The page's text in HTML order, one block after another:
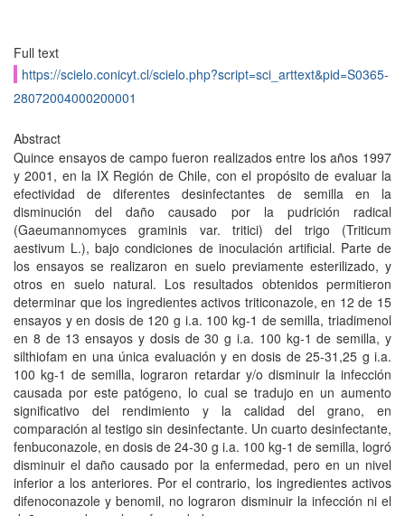
Full text
https://scielo.conicyt.cl/scielo.php?script=sci_arttext&pid=S0365-
28072004000200001
Abstract
Quince ensayos de campo fueron realizados entre los años 1997
y 2001, en la IX Región de Chile, con el propósito de evaluar la
efectividad de diferentes desinfectantes de semilla en la
disminución del daño causado por la pudrición radical
(Gaeumannomyces graminis var. tritici) del trigo (Triticum
aestivum L.), bajo condiciones de inoculación artificial. Parte de
los ensayos se realizaron en suelo previamente esterilizado, y
otros en suelo natural. Los resultados obtenidos permitieron
determinar que los ingredientes activos triticonazole, en 12 de 15
ensayos y en dosis de 120 g i.a. 100 kg-1 de semilla, triadimenol
en 8 de 13 ensayos y dosis de 30 g i.a. 100 kg-1 de semilla, y
silthiofam en una única evaluación y en dosis de 25-31,25 g i.a.
100 kg-1 de semilla, lograron retardar y/o disminuir la infección
causada por este patógeno, lo cual se tradujo en un aumento
significativo del rendimiento y la calidad del grano, en
comparación al testigo sin desinfectante. Un cuarto desinfectante,
fenbuconazole, en dosis de 24-30 g i.a. 100 kg-1 de semilla, logró
disminuir el daño causado por la enfermedad, pero en un nivel
inferior a los anteriores. Por el contrario, los ingredientes activos
difenoconazole y benomil, no lograron disminuir la infección ni el